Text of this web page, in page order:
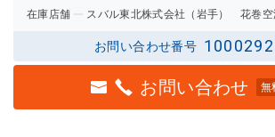
在庫店舗 スバル東北株式会社（岩手） 花巻空
お問い合わせ番号
お問い合わせ 無